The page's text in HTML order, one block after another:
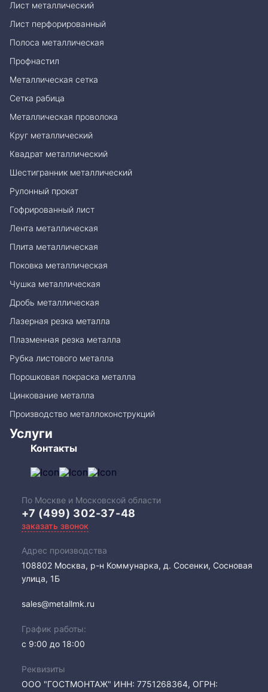
Лист металлический
Лист перфорированный
Полоса металлическая
Профнастил
Металлическая сетка
Сетка рабица
Металлическая проволока
Круг металлический
Квадрат металлический
Шестигранник металлический
Рулонный прокат
Гофрированный лист
Лента металлическая
Плита металлическая
Поковка металлическая
Чушка металлическая
Дробь металлическая
Лазерная резка металла
Плазменная резка металла
Рубка листового металла
Порошковая покраска металла
Цинкование металла
Производство металлоконструкций
Услуги
Контакты
По Москве и Московской области
+7 (499) 302-37-48
заказать звонок
Адрес производства
108802​ Москва, р-н Коммунарка, д. Сосенки, Сосновая
улица, 1Б
sales@metallmk.ru
График работы:
с 9:00 до 18:00
Реквизиты
ООО "ГОСТМОНТАЖ" ИНН: 7751268364, ОГРН: